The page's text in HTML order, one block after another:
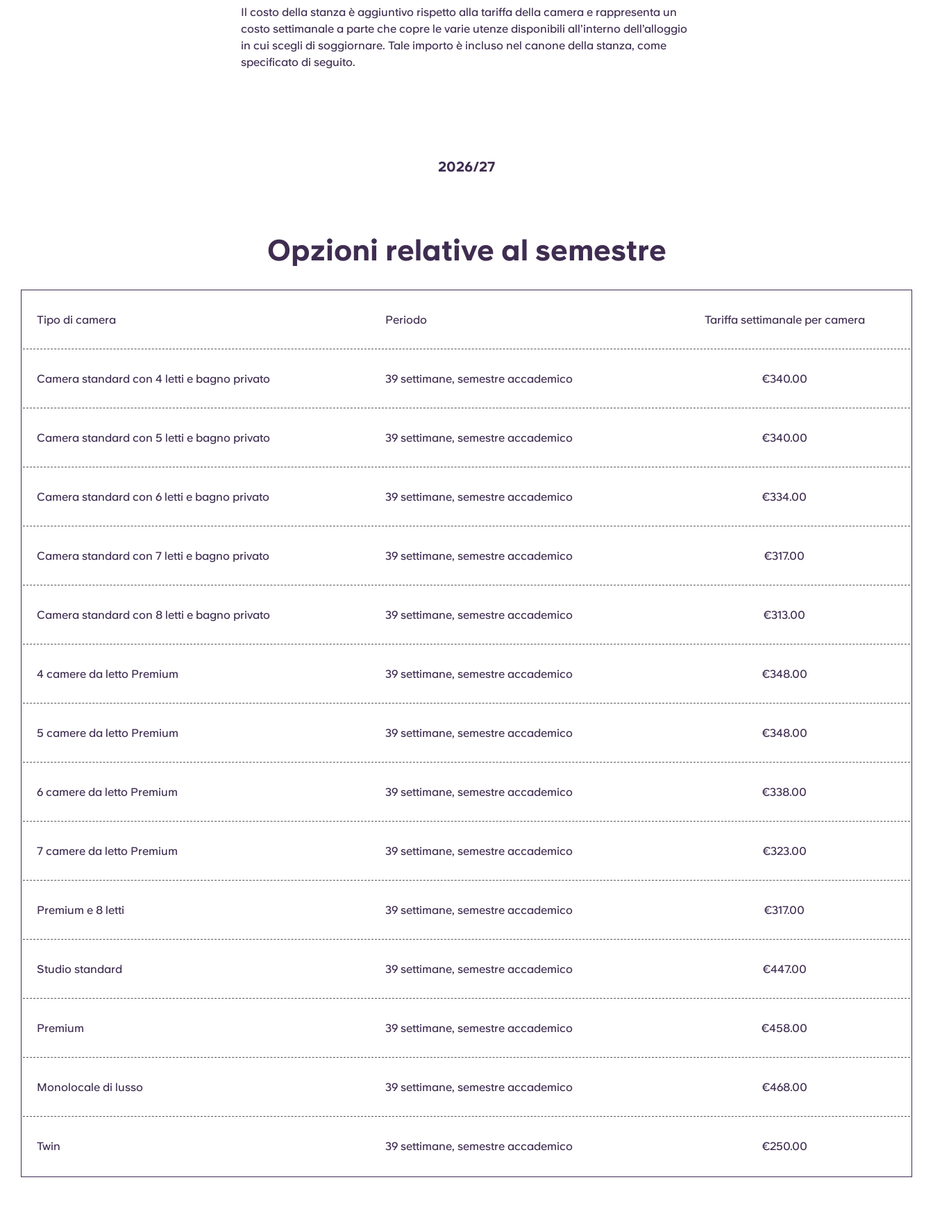
Il costo della stanza è aggiuntivo rispetto alla tariffa della camera e rappresenta un
costo settimanale a parte che copre le varie utenze disponibili all’interno dell’alloggio
in cui scegli di soggiornare. Tale importo è incluso nel canone della stanza, come
specificato di seguito.
2026/27
Opzioni relative al semestre
Tipo di camera Periodo Tariffa settimanale per camera
Camera standard con 4 letti e bagno privato 39 settimane, semestre accademico €340.00
Camera standard con 5 letti e bagno privato 39 settimane, semestre accademico €340.00
Camera standard con 6 letti e bagno privato 39 settimane, semestre accademico €334.00
Camera standard con 7 letti e bagno privato 39 settimane, semestre accademico €317.00
Camera standard con 8 letti e bagno privato 39 settimane, semestre accademico €313.00
4 camere da letto Premium 39 settimane, semestre accademico €348.00
5 camere da letto Premium 39 settimane, semestre accademico €348.00
6 camere da letto Premium 39 settimane, semestre accademico €338.00
7 camere da letto Premium 39 settimane, semestre accademico €323.00
Premium e 8 letti 39 settimane, semestre accademico €317.00
Studio standard 39 settimane, semestre accademico €447.00
Premium 39 settimane, semestre accademico €458.00
Monolocale di lusso 39 settimane, semestre accademico €468.00
Twin 39 settimane, semestre accademico €250.00